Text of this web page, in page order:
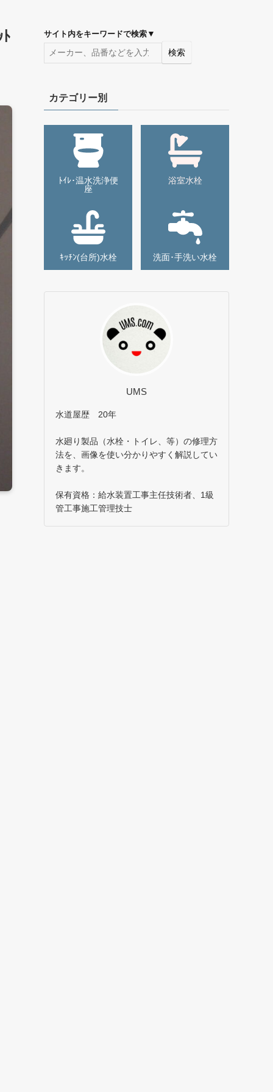
サイト内をキーワードで検索 ▼
検索
カテゴリー別
ﾄｲﾚ･温水洗浄便
座
浴室水栓
ｷｯﾁﾝ(台所)水栓 洗面･手洗い水栓
UMS
水道屋歴 20年
水廻り製品（水栓・トイレ、等）の修理方
法を、画像を使い分かりやすく解説してい
きます。
保有資格：給水装置工事主任技術者、1級
管工事施工管理技士